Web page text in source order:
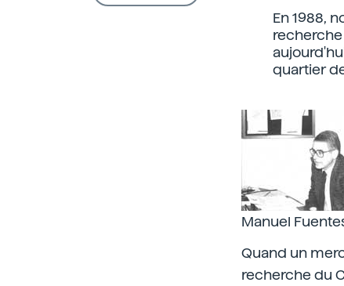
En 1988,
recherche
quartier
Manuel
Quand un
recherche du